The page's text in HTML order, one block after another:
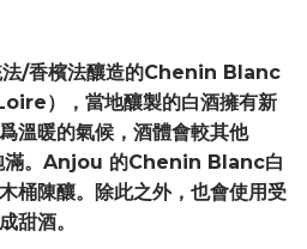
/香檳法釀造的Chenin Blanc
），當地釀製的白酒擁有新
溫暖的氣候，酒體會較其他
滿。Anjou 的Chenin Blanc白
桶陳釀。除此之外，也會使用受
甜酒。